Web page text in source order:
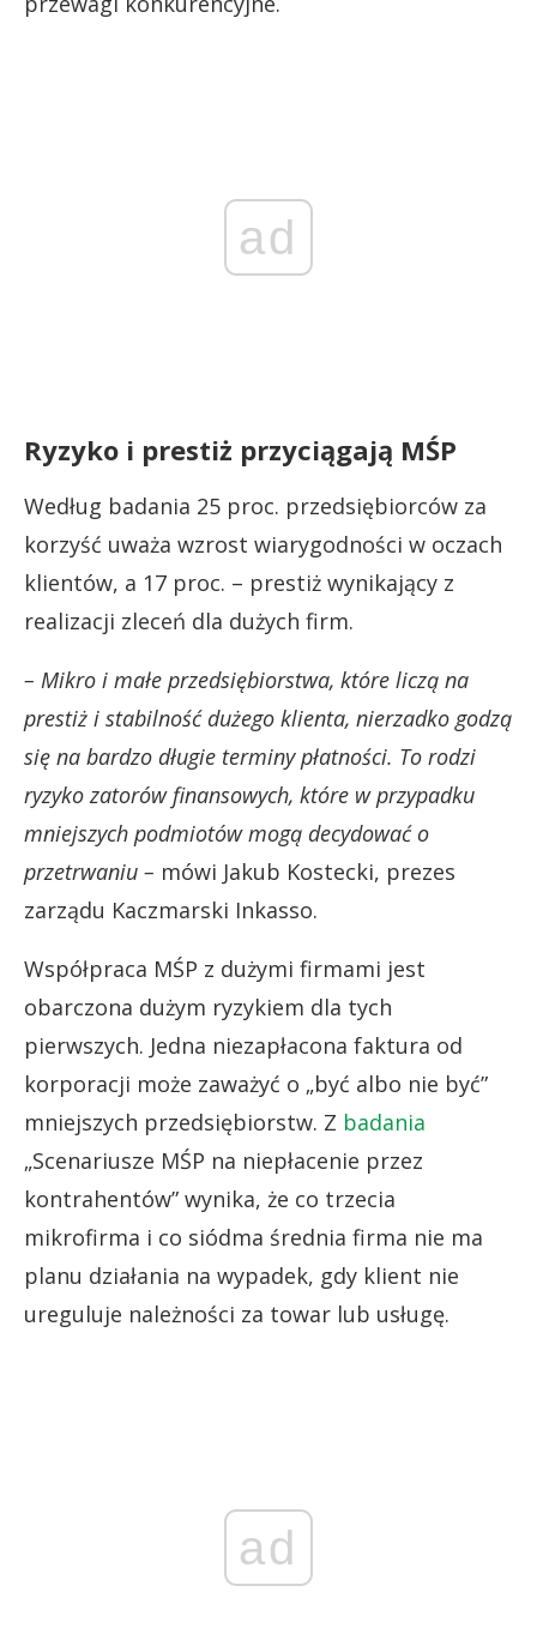
ad
Ryzyko i prestiż przyciągają MŚP
Według badania 25 proc. przedsiębiorców za
korzyść uważa wzrost wiarygodności w oczach
klientów, a 17 proc. – prestiż wynikający z
realizacji zleceń dla dużych firm.
– Mikro i małe przedsiębiorstwa, które liczą na
prestiż i stabilność dużego klienta, nierzadko godzą
się na bardzo długie terminy płatności. To rodzi
ryzyko zatorów finansowych, które w przypadku
mniejszych podmiotów mogą decydować o
przetrwaniu – mówi Jakub Kostecki, prezes
zarządu Kaczmarski Inkasso.
Współpraca MŚP z dużymi firmami jest
obarczona dużym ryzykiem dla tych
pierwszych. Jedna niezapłacona faktura od
korporacji może zaważyć o „być albo nie być”
mniejszych przedsiębiorstw. Z badania
„Scenariusze MŚP na niepłacenie przez
kontrahentów” wynika, że co trzecia
mikrofirma i co siódma średnia firma nie ma
planu działania na wypadek, gdy klient nie
ureguluje należności za towar lub usługę.
ad